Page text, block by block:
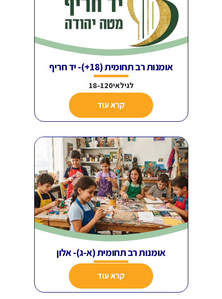
אומנות רב תחומית (18+)- יד חריף
לגילאי18-120
קרא עוד
אומנות רב תחומית (א-ג)- אלון
קרא עוד